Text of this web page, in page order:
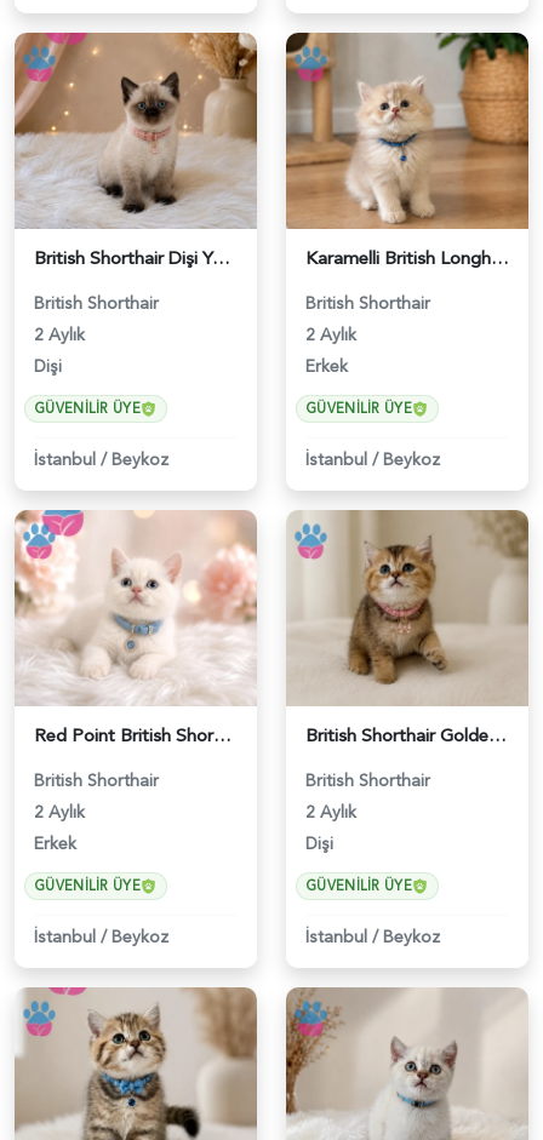
British Shorthair Dişi Yavrumuz 2 Aylık - 4647
British Shorthair
2 Aylık
Dişi
GÜVENILIR ÜYE
İstanbul /Beykoz
Karamelli British Longhair Erkek 2 Aylık - 4919
British Shorthair
2 Aylık
Erkek
GÜVENILIR ÜYE
İstanbul /Beykoz
Red Point British Shorthair Erkek - 4692
British Shorthair
2 Aylık
Erkek
GÜVENILIR ÜYE
İstanbul /Beykoz
British Shorthair Golden Chinchilla Dişi - 5207
British Shorthair
2 Aylık
Dişi
GÜVENILIR ÜYE
İstanbul /Beykoz